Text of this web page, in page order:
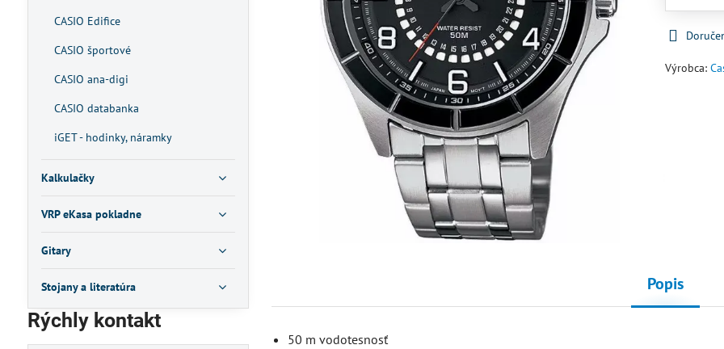
Výrobca:
Popis
50 m vodotesnosť
CASIO Edifice
CASIO športové
CASIO ana-digi
CASIO databanka
iGET - hodinky, náramky
Kalkulačky
VRP eKasa pokladne
Gitary
Stojany a literatúra
Rýchly kontakt